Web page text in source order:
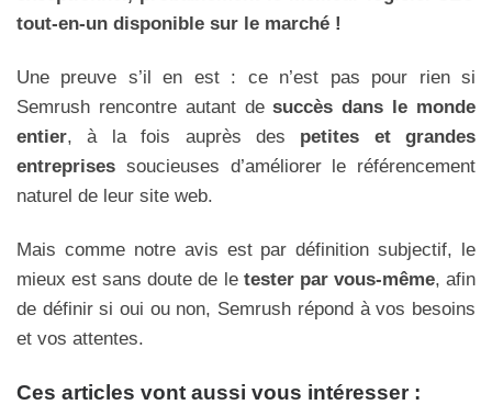
tout-en-un disponible sur le marché !
Une preuve s’il en est : ce n’est pas pour rien si
Semrush rencontre autant desuccès dans le monde
entier, à la fois auprès des petites et grandes
entreprises soucieuses d’améliorer le référencement
naturel de leur site web.
Mais comme notre avis est par définition subjectif, le
mieux est sans doute de letester par vous-même, afin
de définir si oui ou non, Semrush répond à vos besoins
et vos attentes.
Ces articles vont aussi vous intéresser :